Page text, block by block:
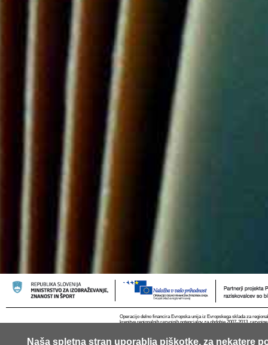
Naša spletna stran uporablja piškotke, za nekatere
Operacijo delno financira Evropska unija iz Evropskega sklada za
krepitve regionalnih razvojnih potencialov za obdobje 2007-2013,